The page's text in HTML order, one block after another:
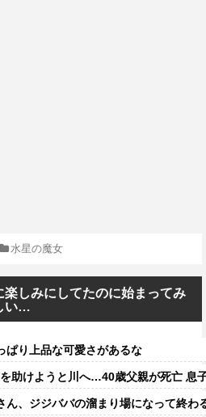
水星の魔女
楽しみにしてたのに始まってみ
い…
り上品な可愛さがあるな
を助けようと川へ…40歳父親が死亡 息
ん、ジジババの溜まり場になって終